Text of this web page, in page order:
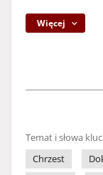
Więcej
Temat i słowa
Chrzest